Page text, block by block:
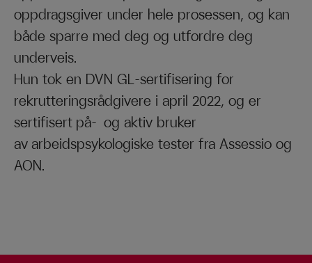
oppdragsgiver under hele prosessen, og kan
både sparre med deg og utfordre deg
underveis.
Hun tok en DVN GL-sertifisering for
rekrutteringsrådgivere i april 2022, og er
sertifisert på- og aktiv bruker
av arbeidspsykologiske tester fra Assessio og
AON.